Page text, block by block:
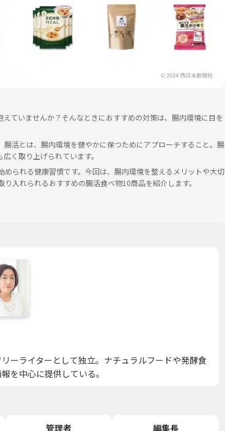
ていませんか？そんなときにおすすめの対策は、腸内環境に目を
活とは、腸内環境を健やかに保つためにアプローチすること。腸
く取り上げられています。
られる健康習慣です。今回は、腸内環境を整えるメリットや大切
入れられるおすすめの腸活食べ物10商品を紹介します。
ーライターとして独立。ナチュラルフードや発酵食
を中心に提供している。
管理者 編集長